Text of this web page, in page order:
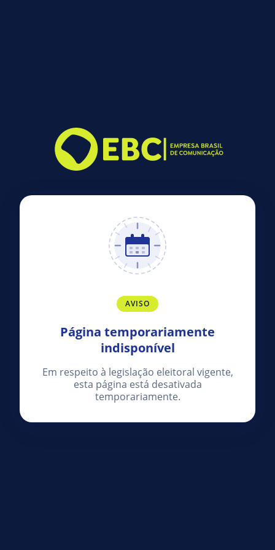
AVISO
Página temporariamente
indisponível
Em respeito à legislação eleitoral vigente,
esta página está desativada
temporariamente.